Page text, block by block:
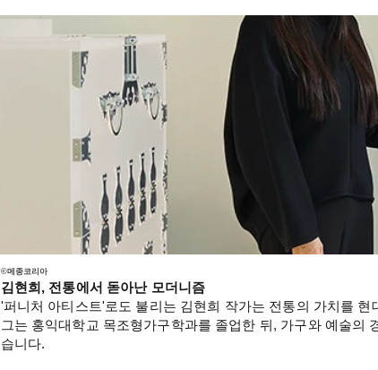
©메종코리아
김현희, 전통에서 돋아난 모더니즘
'퍼니처 아티스트'로도 불리는 김현희 작가는 전통의 가치를
그는 홍익대학교 목조형가구학과를 졸업한 뒤, 가구와 예술의
습니다.